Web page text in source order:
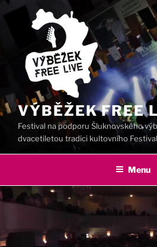
Přejít
VÝBĚŽEK FREE
Festival na podporu Šluknovského
dvacetiletou tradici kultovního
Menu